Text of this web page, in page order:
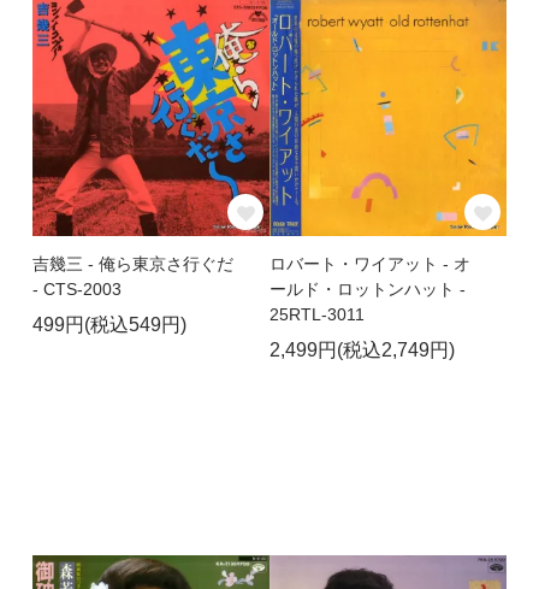
吉幾三 - 俺ら東京さ行ぐだ
- CTS-2003
499円(税込549円)
ロバート・ワイアット - オ
ールド・ロットンハット -
25RTL-3011
2,499円(税込2,749円)